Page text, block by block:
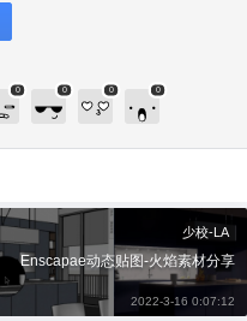
0 0 0 0
少校-LA
Enscapae动态贴图-火焰素材分享
2022-3-16 0:07:12